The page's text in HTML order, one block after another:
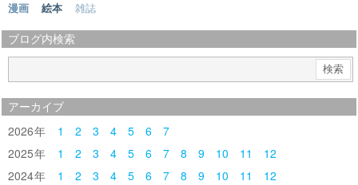
漫画
絵本 雑誌
ブログ内検索
アーカイブ
2026 1 2 3 4 5 6
7
2025
1 2 3 4 5 6 7 8 9 10 11
12
2024
1 2 3 4 5 6 7 8 9 10 11
12